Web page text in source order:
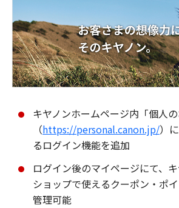
キヤノンホームページ内「個人
（https://personal.canon.jp/）
るログイン機能を追加
ログイン後のマイページにて、
ショップで使えるクーポン・ポ
管理可能